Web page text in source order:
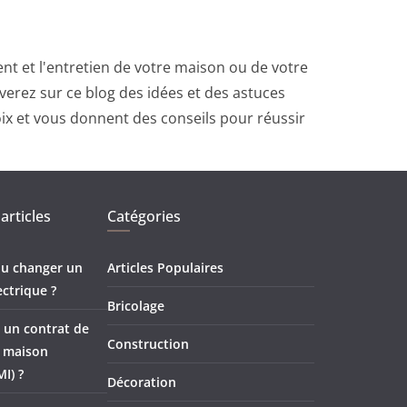
et l'entretien de votre maison ou de votre
sur ce blog des idées et des astuces
et vous donnent des conseils pour réussir
changer un
?
un contrat de
?
Catégories
Articles Populaires
Bricolage
Construction
Décoration